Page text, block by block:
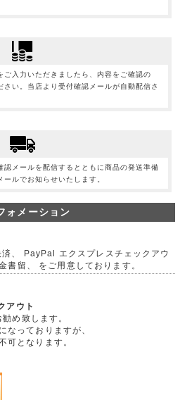
ご入力いただきましたら、内容をご確認の
さい。当店より受付確認メールが自動配信さ
認メールを配信するとともに商品の発送準備
ルでお知らせいたします。
ォメーション
、 PayPal エクスプレスチェックアウ
書留、 をご用意しております。
アウト
め致します。
なっておりますが、
可となります。